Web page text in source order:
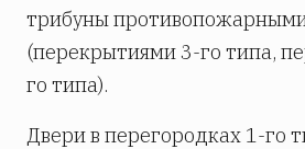
трибуны
(перекрытиями 3-го типа,
го типа).
Двери в перегородках 1-го